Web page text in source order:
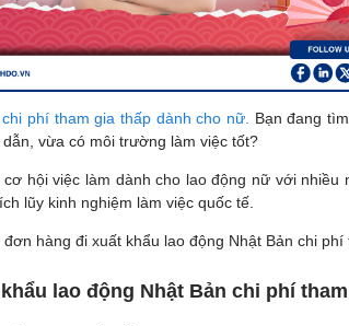
phí tham gia thấp dành cho nữ.
Bạn đang
vừa có môi trường làm việc tốt?
hội việc làm dành cho lao động nữ với
lũy kinh nghiệm làm việc quốc tế.
hàng đi xuất khẩu lao động Nhật Bản chi
lao động Nhật Bản chi phí